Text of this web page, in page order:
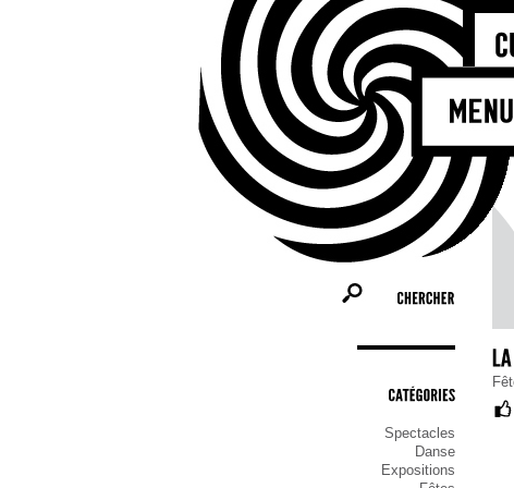
Spectacles
Danse
Expositions